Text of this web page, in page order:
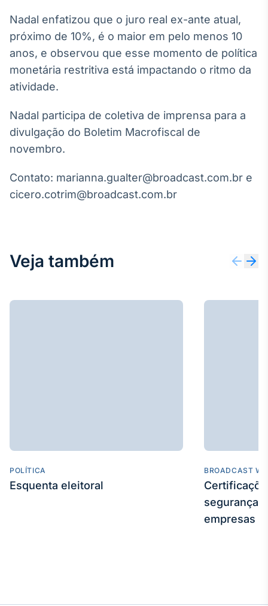
Broadcast
Wallboard
Conteúdos e
Broadcast
conteúdos
noticiosos
Soluções de
Investimentos
Nadal enfatizou que o juro real ex-ante atual,
próximo de 10%, é o maior em pelo menos 10
anos, e observou que esse momento de política
monetária restritiva está impactando o ritmo da
atividade.
Nadal participa de coletiva de imprensa para a
divulgação do Boletim Macrofiscal de
novembro.
Contato: marianna.gualter@broadcast.com.br e
cicero.cotrim@broadcast.com.br
Veja também
POLÍTICA
Esquenta eleitoral
BROADCAST
segurança
empresas